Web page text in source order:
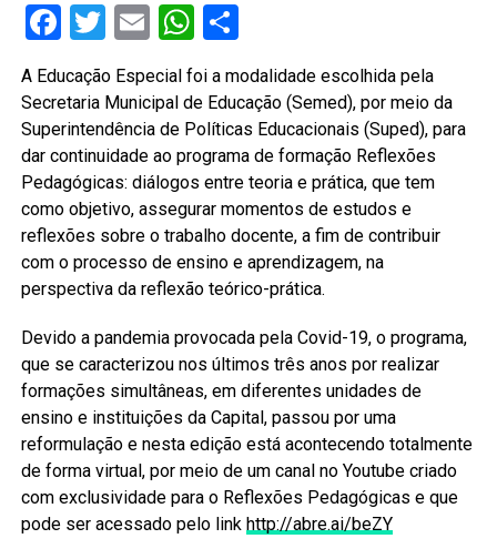
Facebook
Twitter
EmailWhatsApp
Share
A Educação Especial foi a modalidade escolhida pela
Secretaria Municipal de Educação (Semed), por meio da
Superintendência de Políticas Educacionais (Suped), para
dar continuidade ao programa de formação Reflexões
Pedagógicas: diálogos entre teoria e prática, que tem
como objetivo, assegurar momentos de estudos e
reflexões sobre o trabalho docente, a fim de contribuir
com o processo de ensino e aprendizagem, na
perspectiva da reflexão teórico-prática.
Devido a pandemia provocada pela Covid-19, o programa,
que se caracterizou nos últimos três anos por realizar
formações simultâneas, em diferentes unidades de
ensino e instituições da Capital, passou por uma
reformulação e nesta edição está acontecendo totalmente
de forma virtual, por meio de um canal no Youtube criado
com exclusividade para o Reflexões Pedagógicas e que
pode ser acessado pelo link http://abre.ai/beZY